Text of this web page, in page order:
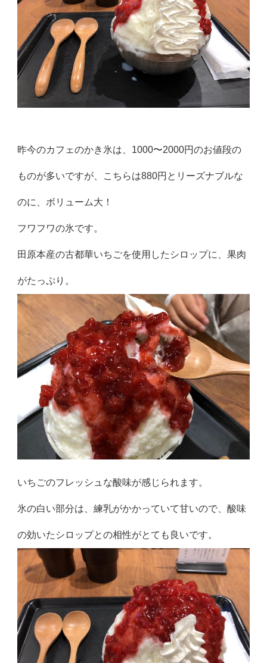
昨今のカフェのかき氷は、1000〜2000円のお値段の
ものが多いですが、こちらは880円とリーズナブルな
のに、ボリューム大！
フワフワの氷です。
田原本産の古都華いちごを使用したシロップに、果肉
がたっぷり。
いちごのフレッシュな酸味が感じられます。
氷の白い部分は、練乳がかかっていて甘いので、酸味
の効いたシロップとの相性がとても良いです。